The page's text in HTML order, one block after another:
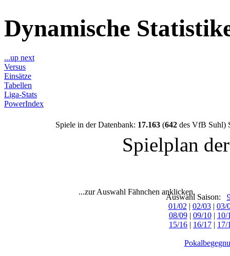
Dynamische
...up next
Versus
Einsätze
Tabellen
Liga-Stats
PowerIndex
Spiele in der Datenbank: 17.163(642des VfB Suhl)
Spielplan
...zur Auswahl Fähnchen anklicken.
Auswahl Saison:
01/02 | 02/03| 03/
08/09| 09/10| 10/
15/16 | 16/17 | 17/